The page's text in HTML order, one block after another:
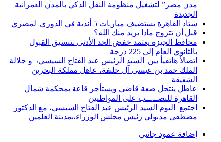
مدن مصر” لتشغيل منظومة النقل الذكي بالمدن العمرانية
الجديدة
ستاد القاهرة يستضيف مباريات 5 أندية في الدوري المصري
قبل أن تتزوج ماذا يريد منك الله؟
محافظ الجيزة يعتمد خفض الحد الأدنى لتنسيق القبول
بالثانوي العام إلى 225 درجة
اتصالأ هاتفيأ بين السيد الرئيس عبد الفتاح السيسي، و جلالة
الملك حمد بن عيسى آل خليفة، عاهل مملكة البحرين
الشقيقة
عاطل ينتحل صفة قاضي ويستأجر قاعة بمحكمة شمال
القاهرة للنصــ.ــب على المواطنين
اجتمع اليوم السيد الرئيس عبد الفتاح السيسي، مع الدكتور
مصطفى مدبولي رئيس مجلس الوزراء،بمدينة العلمين
إضافة عمود جانبي